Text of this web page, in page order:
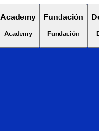
Academy
Academy
Fundación
Fundación